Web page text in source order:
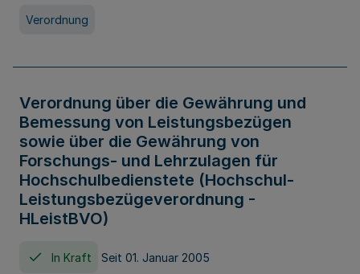
Verordnung
Verordnung über die Gewährung und
Bemessung von Leistungsbezügen
sowie über die Gewährung von
Forschungs- und Lehrzulagen für
Hochschulbedienstete (Hochschul-
Leistungsbezügeverordnung -
HLeistBVO)
In Kraft Seit 01. Januar 2005